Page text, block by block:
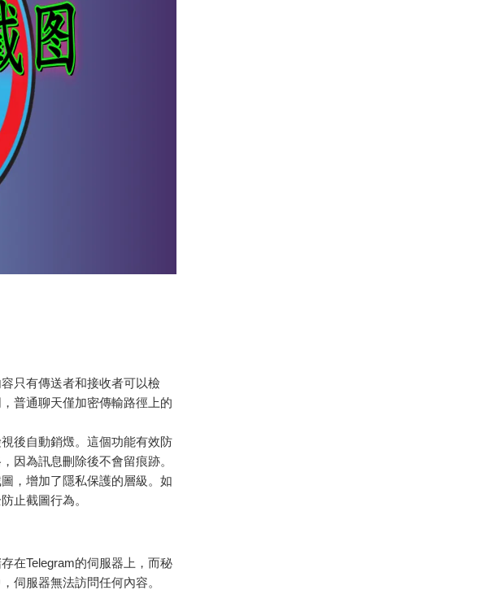
只有傳送者和接收者可以檢
普通聊天僅加密傳輸路徑上的
後自動銷燬。這個功能有效防
因為訊息刪除後不會留痕跡。
，增加了隱私保護的層級。如
止截圖行為。
在Telegram的伺服器上，而秘
伺服器無法訪問任何內容。